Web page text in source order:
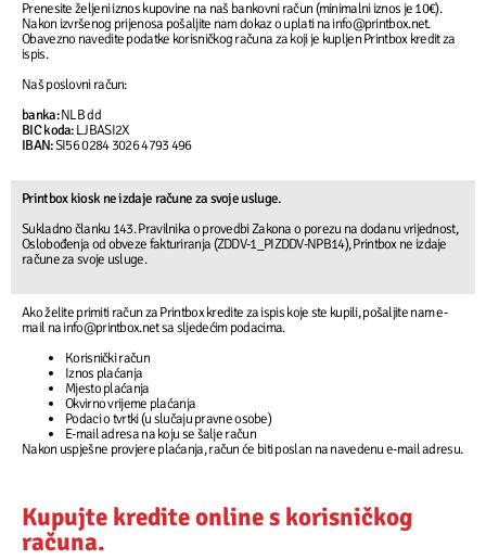
Prenesite željeni iznos kupovine na naš bankovni račun (minimalni iznos je 10€).
Nakon izvršenog prijenosa pošaljite nam dokaz o uplati na info@printbox.net.
Obavezno navedite podatke korisničkog računa za koji je kupljen Printbox kredit za
ispis.
Naš poslovni račun:
banka:NLB dd
BIC koda:LJBASI2X
IBAN:SI56 0284 3026 4793 496
Printbox kiosk ne izdaje račune za svoje usluge.
Sukladno članku 143. Pravilnika o provedbi Zakona o porezu na dodanu vrijednost,
Oslobođenja od obveze fakturiranja (ZDDV-1_PIZDDV-NPB14), Printbox ne izdaje
račune za svoje usluge.
Ako želite primiti račun za Printbox kredite za ispis koje ste kupili, pošaljite nam e-
mail na info@printbox.net sa sljedećim podacima.
Korisnički račun
Iznos plaćanja
Mjesto plaćanja
Okvirno vrijeme plaćanja
Podaci o tvrtki (u slučaju pravne osobe)
E-mail adresa na koju se šalje račun
Nakon uspješne provjere plaćanja, račun će biti poslan na navedenu e-mail adresu.
Kupujte kredite online s korisničkog
računa.